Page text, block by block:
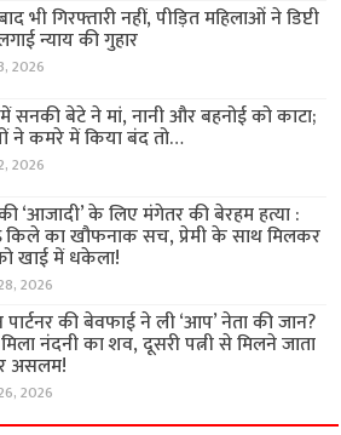
भी गिरफ्तारी नहीं, पीड़ित महिलाओं ने डिप्टी
न्याय की गुहार
2026
सनकी बेटे ने मां, नानी और बहनोई को काटा;
ने कमरे में किया बंद तो…
2026
‘आजादी’ के लिए मंगेतर की बेरहम हत्या :
किले का खौफनाक सच, प्रेमी के साथ मिलकर
खाई में धकेला!
2026
की बेवफाई ने ली ‘आप’ नेता की जान?
नंदनी का शव, दूसरी पत्नी से मिलने जाता
असलम!
2026